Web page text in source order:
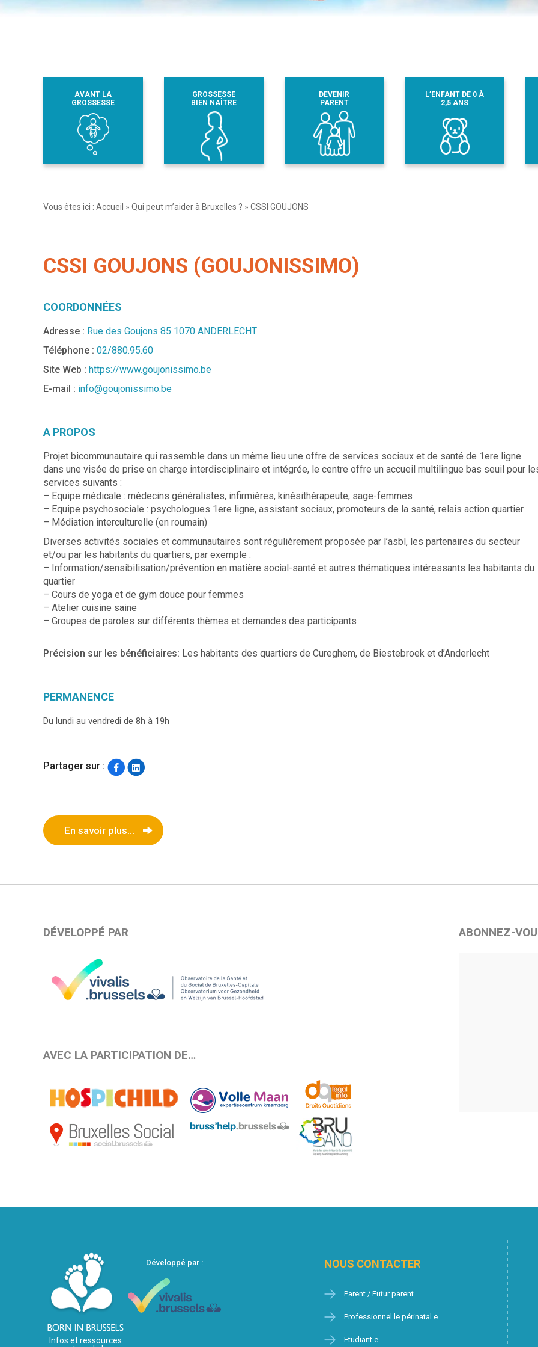
AVANT LA
GROSSESSE
GROSSESSE
BIEN NAÎTRE
DEVENIR
PARENT
L’ENFANT DE 0 À
2,5 ANS
Vous êtes ici : Accueil » Qui peut m’aider à Bruxelles ? » CSSI GOUJONS
CSSI GOUJONS (GOUJONISSIMO)
COORDONNÉES
Adresse : Rue des Goujons 85 1070 ANDERLECHT
Téléphone : 02/880.95.60
Site Web : https://www.goujonissimo.be
E-mail : info@goujonissimo.be
A PROPOS
Projet bicommunautaire qui rassemble dans un même lieu une offre de services sociaux et de santé de 1ere ligne
dans une visée de prise en charge interdisciplinaire et intégrée, le centre offre un accueil multilingue bas seuil pour
services suivants :
– Equipe médicale : médecins généralistes, infirmières, kinésithérapeute, sage-femmes
– Equipe psychosociale : psychologues 1ere ligne, assistant sociaux, promoteurs de la santé, relais action quartier
– Médiation interculturelle (en roumain)
Diverses activités sociales et communautaires sont régulièrement proposée par l’asbl, les partenaires du secteur
et/ou par les habitants du quartiers, par exemple :
– Information/sensibilisation/prévention en matière social-santé et autres thématiques intéressants les habitants du
quartier
– Cours de yoga et de gym douce pour femmes
– Atelier cuisine saine
– Groupes de paroles sur différents thèmes et demandes des participants
Précision sur les bénéficiaires: Les habitants des quartiers de Cureghem, de Biestebroek et d’Anderlecht
PERMANENCE
Du lundi au vendredi de 8h à 19h
Partager sur :
En savoir plus...
DÉVELOPPÉ PAR
AVEC LA PARTICIPATION DE…
ABONNEZ-
Infos et ressources
Développé par : NOUS CONTACTER
Parent / Futur parent
Professionnel.le périnatal.e
Etudiant.e